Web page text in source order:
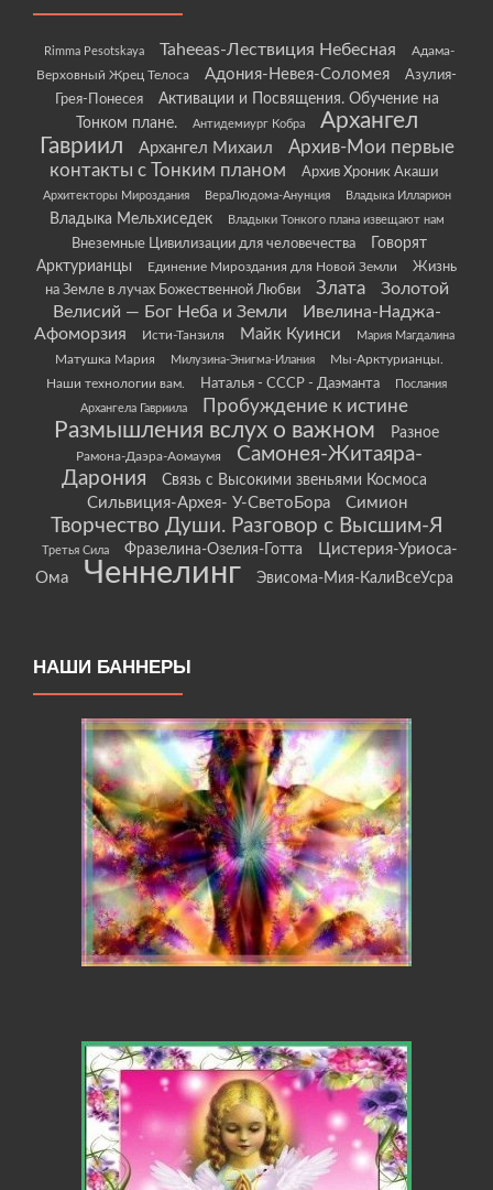
Rimma Pesotskaya Taheeas-Лествиция Небесная
Адама-
Верховный Жрец Телоса
Адония-Невея-Соломея
Азулия-
Грея-Понесея
Активации и Посвящения. Обучение на
Тонком плане.
Антидемиург Кобра
Архангел
Гавриил
Архангел Михаил
Архив-Мои первые
контакты с Тонким планом
Архив Хроник Акаши
Архитекторы Мироздания ВераЛюдома-Анунция Владыка Илларион
Владыка Мельхиседек Владыки Тонкого плана извещают нам
Внеземные Цивилизации для человечества
Говорят
Арктурианцы
Единение Мироздания для Новой Земли
Жизнь
на Земле в лучах Божественной Любви
Злата
Золотой
Велисий — Бог Неба и Земли
Ивелина-Наджа-
Афоморзия
Исти-Танзиля Майк Куинси Мария Магдалина
Матушка Мария Милузина-Энигма-Илания
Мы-Арктурианцы.
Наши технологии вам.
Наталья - СССР - Даэманта
Послания
Архангела Гавриила
Пробуждение к истине
Размышления вслух о важном Разное
Рамона-Даэра-Аомаумя
Самонея-Житаяра-
Дарония
Связь с Высокими звеньями Космоса
Сильвиция-Архея- У-СветоБора Симион
Творчество Души. Разговор с Высшим-Я
Третья Сила Фразелина-Озелия-Готта
Цистерия-Уриоса-
Ома
Ченнелинг Эвисома-Мия-КалиВсеУсра
НАШИ БАННЕРЫ